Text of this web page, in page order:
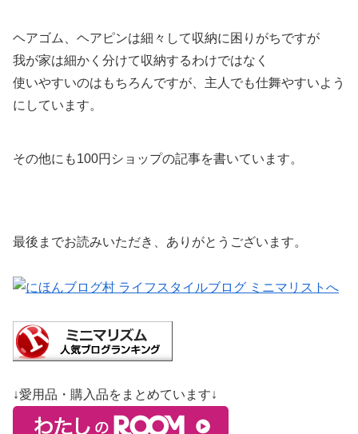
ヘアゴム、ヘアピンは細々して収納に困りがちですが
我が家は細かく分けて収納するわけではなく
使いやすいのはもちろんですが、主人でも仕舞やすいよう
にしています。
その他にも100円ショップの記事を書いています。
最後までお読みいただき、ありがとうございます。
↓愛用品・購入品をまとめています↓